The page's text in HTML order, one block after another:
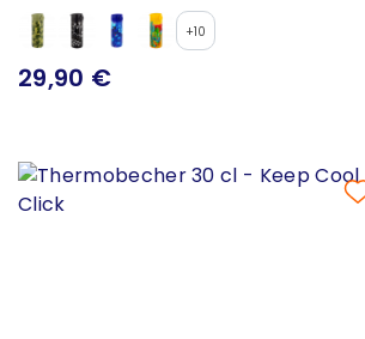
+10
29,90 €